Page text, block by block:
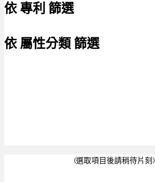
依 專利 篩選
依 屬性分類 篩選
(選取項目後請稍待片刻)